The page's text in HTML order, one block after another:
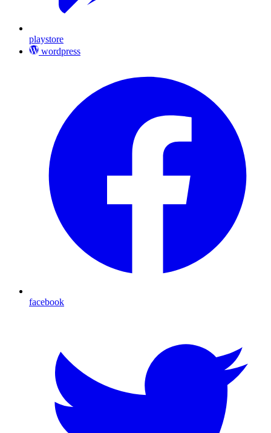
playstore
wordpress
facebook